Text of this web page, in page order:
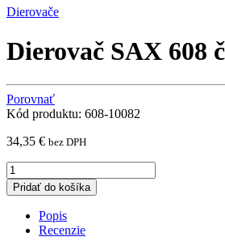
Dierovače
Dierovač SAX 608
Porovnať
Kód produktu: 608-10082
34,35 € bez DPH
Dierovač
SAX
608
čierny
quantity
Pridať do košíka
Popis
Recenzie